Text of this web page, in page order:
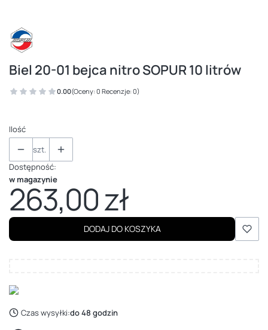
Biel 20-01 bejca nitro SOPUR 10 litrów
0.00(Oceny: 0 Recenzje: 0)
Ilość
szt.
Dostępność:
w magazynie
Cena
263,00 zł
DODAJ DO KOSZYKA
Czas wysyłki:do 48 godzin